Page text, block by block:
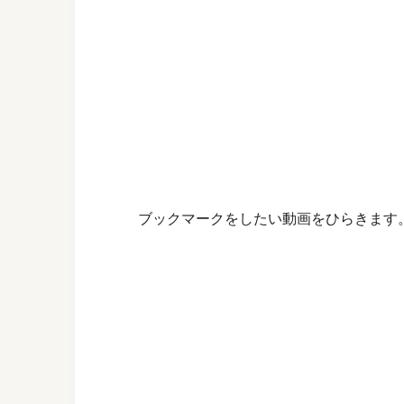
ブックマークをしたい動画をひらきます